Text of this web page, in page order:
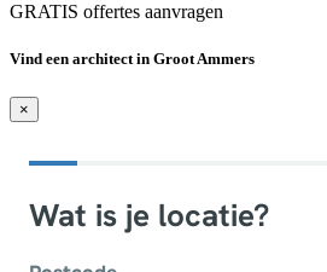
GRATIS offertes aanvragen
Vind een architect in Groot Ammers
×